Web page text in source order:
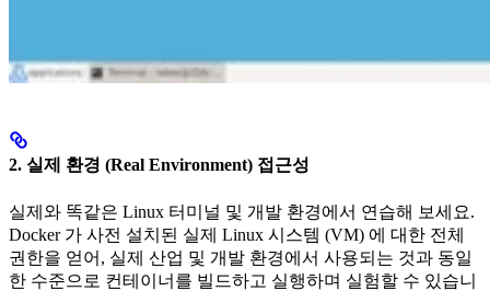
2. 실제 환경 (Real Environment) 접근성
실제와 똑같은 Linux 터미널 및 개발 환경에서 연습해 보세요.
Docker 가 사전 설치된 실제 Linux 시스템 (VM) 에 대한 전체
권한을 얻어, 실제 산업 및 개발 환경에서 사용되는 것과 동일
한 수준으로 컨테이너를 빌드하고 실행하며 실험할 수 있습니